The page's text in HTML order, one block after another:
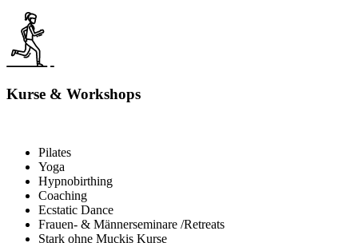
Kurse & Workshops
Pilates
Yoga
Hypnobirthing
Coaching
Ecstatic Dance
Frauen- & Männerseminare /Retreats
Stark ohne Muckis Kurse